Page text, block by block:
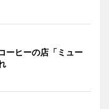
ーヒーの店「ミュー